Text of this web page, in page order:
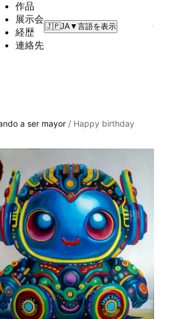
作品
展示会
経歴
連絡先
🇯🇵JA▼ 言語を表示
a ser mayor / Happy birthday